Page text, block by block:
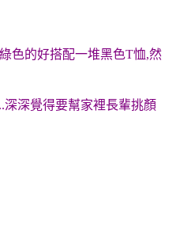
色的好搭配一堆黑色T恤,然
深覺得要幫家裡長輩挑顏